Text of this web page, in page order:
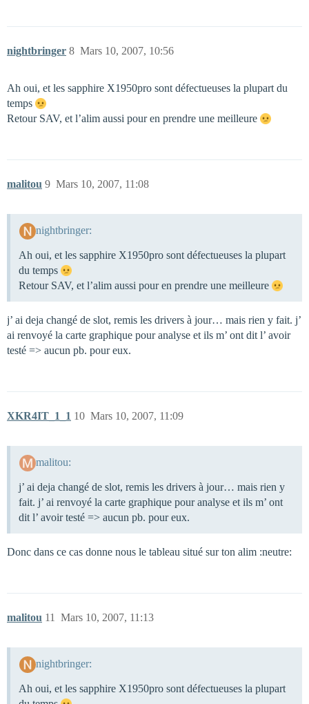
nightbringer Mars 10, 2007, 10:56
8
Ah oui, et les sapphire X1950pro sont défectueuses la plupart du
temps
Retour SAV, et l’alim aussi pour en prendre une meilleure
malitou Mars 10, 2007, 11:08
9
nightbringer:
Ah oui, et les sapphire X1950pro sont défectueuses la plupart
du temps
Retour SAV, et l’alim aussi pour en prendre une meilleure
j’ ai deja changé de slot, remis les drivers à jour… mais rien y fait. j’
ai renvoyé la carte graphique pour analyse et ils m’ ont dit l’ avoir
testé => aucun pb. pour eux.
XKR4IT_1_1 Mars 10, 2007, 11:09
10
malitou:
j’ ai deja changé de slot, remis les drivers à jour… mais rien y
fait. j’ ai renvoyé la carte graphique pour analyse et ils m’ ont
dit l’ avoir testé => aucun pb. pour eux.
Donc dans ce cas donne nous le tableau situé sur ton alim :neutre:
malitou Mars 10, 2007, 11:13
11
nightbringer:
Ah oui, et les sapphire X1950pro sont défectueuses la plupart